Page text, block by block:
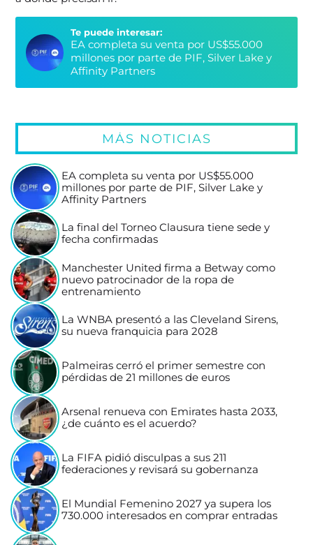
Te puede interesar:
EA completa su venta por US$55.000
millones por parte de PIF, Silver Lake y
Affinity Partners
MÁS NOTICIAS
EA completa su venta por US$55.000
millones por parte de PIF, Silver Lake y
Affinity Partners
La final del Torneo Clausura tiene sede y
fecha confirmadas
Manchester United firma a Betway como
nuevo patrocinador de la ropa de
entrenamiento
La WNBA presentó a las Cleveland Sirens,
su nueva franquicia para 2028
Palmeiras cerró el primer semestre con
pérdidas de 21 millones de euros
Arsenal renueva con Emirates hasta 2033,
¿de cuánto es el acuerdo?
La FIFA pidió disculpas a sus 211
federaciones y revisará su gobernanza
El Mundial Femenino 2027 ya supera los
730.000 interesados en comprar entradas